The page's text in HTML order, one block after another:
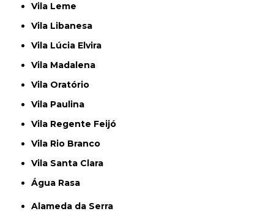
Vila Leme
Vila Libanesa
Vila Lúcia Elvira
Vila Madalena
Vila Oratório
Vila Paulina
Vila Regente Feijó
Vila Rio Branco
Vila Santa Clara
Água Rasa
Alameda da Serra